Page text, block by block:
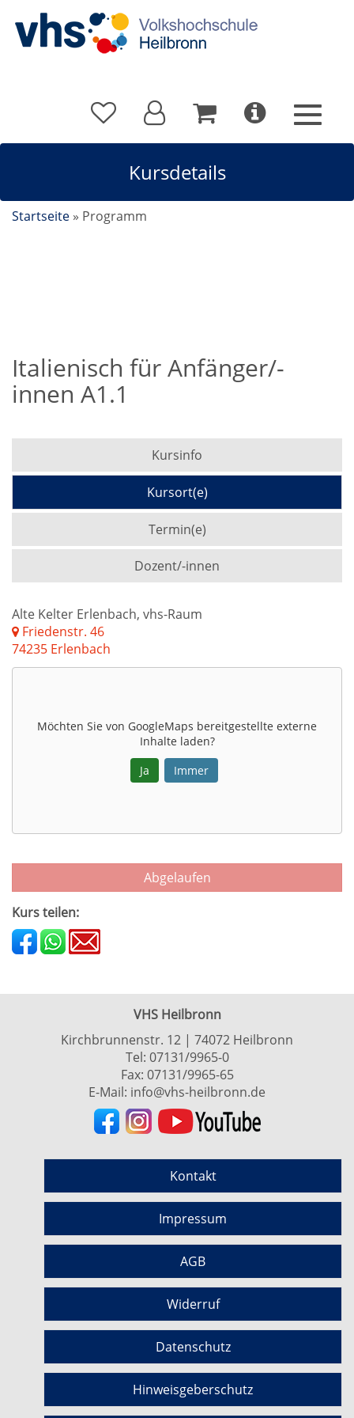
Kursdetails
Startseite » Programm
Italienisch für Anfänger/-
innen A1.1
Kursinfo
Kursort(e)
Termin(e)
Dozent/-innen
Alte Kelter Erlenbach, vhs-Raum
Friedenstr. 46
74235 Erlenbach
Möchten Sie von GoogleMaps bereitgestellte externe
Inhalte laden?
Ja
Immer
Abgelaufen
Kurs teilen:
VHS Heilbronn
Kirchbrunnenstr. 12 | 74072 Heilbronn
Tel: 07131/9965-0
Fax: 07131/9965-65
E-Mail: info@vhs-heilbronn.de
Kontakt
Impressum
AGB
Widerruf
Datenschutz
Hinweisgeberschutz